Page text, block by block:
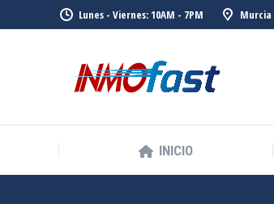
Lunes - Viernes: 10AM - 7PM Murcia
INICIO
INICIO